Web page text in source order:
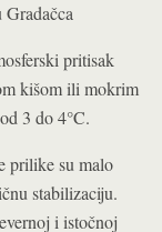
pritisak
kišom ili mokrim
3 do 4°C.
prilike su malo
stabilizaciju.
i istočnoj